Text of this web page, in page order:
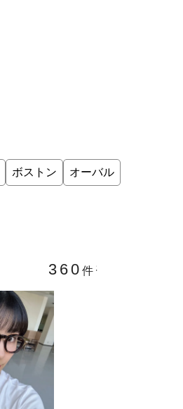
ボストン オーバル
360件